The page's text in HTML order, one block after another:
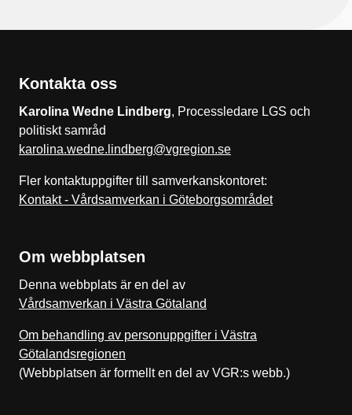
Kontakta oss
Karolina Wedne Lindberg, Processledare LGS och
politiskt samråd
karolina.wedne.lindberg@vgregion.se
Fler kontaktuppgifter till samverkanskontoret:
Kontakt - Vårdsamverkan i Göteborgsområdet
Om webbplatsen
Denna webbplats är en del av
Vårdsamverkan i Västra Götaland
Om behandling av personuppgifter i Västra
Götalandsregionen
(Webbplatsen är formellt en del av VGR:s webb.)